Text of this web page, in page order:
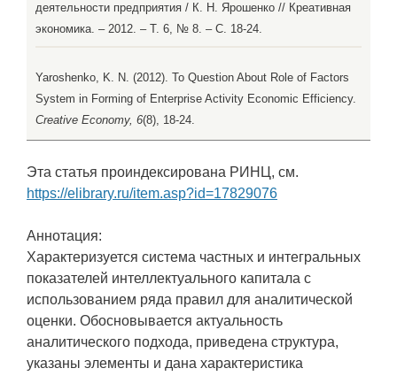
деятельности предприятия / К. Н. Ярошенко // Креативная
экономика. – 2012. – Т. 6, № 8. – С. 18-24.
Yaroshenko, K. N. (2012). To Question About Role of Factors
System in Forming of Enterprise Activity Economic Efficiency.
Creative Economy, 6(8), 18-24.
Эта статья проиндексирована РИНЦ, см.
https://elibrary.ru/item.asp?id=17829076
Аннотация:
Характеризуется система частных и интегральных
показателей интеллектуального капитала с
использованием ряда правил для аналитической
оценки. Обосновывается актуальность
аналитического подхода, приведена структура,
указаны элементы и дана характеристика